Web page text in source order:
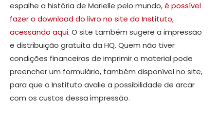
espalhe a história de Marielle pelo mundo,é possível
fazer o download do livro no site do Instituto,
acessando aqui. O site também sugere a impressão
e distribuição gratuita da HQ. Quem não tiver
condições financeiras de imprimir o material pode
preencher um formulário, também disponível no site,
para que o Instituto avalie a possibilidade de arcar
com os custos dessa impressão.